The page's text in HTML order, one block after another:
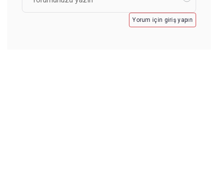
Yorum için giriş yapın